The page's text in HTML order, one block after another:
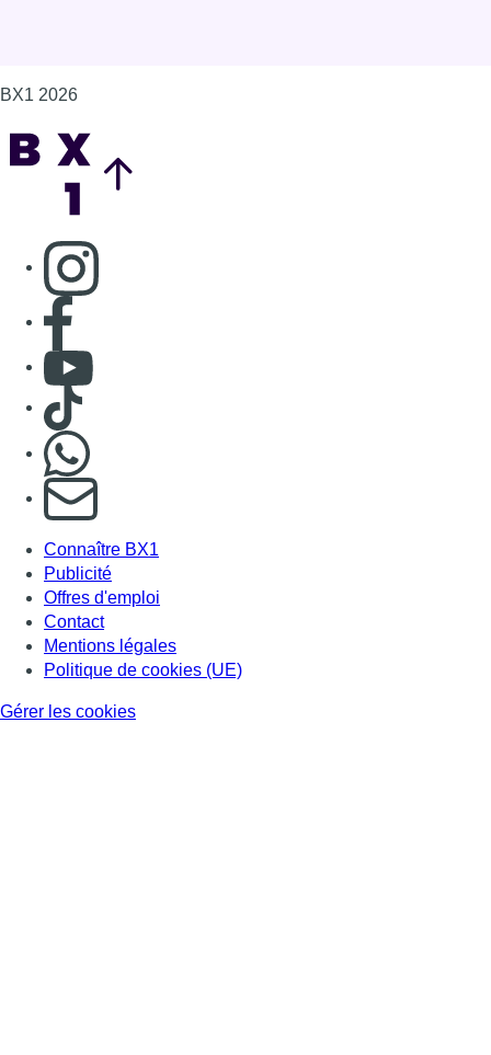
BX1 2026
Consulter page Instagram
Consulter page Facebook
Consulter Youtube
Consulter TikTok
S'abonner à notre newsletter
Connaître BX1
Publicité
Offres d'emploi
Contact
Mentions légales
Politique de cookies (UE)
Gérer les cookies